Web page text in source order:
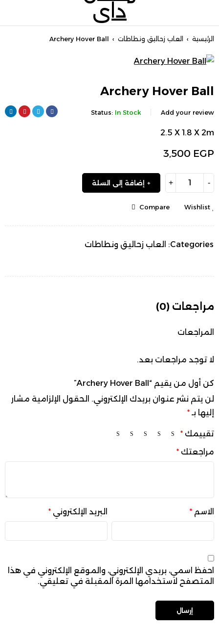
الرئيسية › العاب زحاليق ونطاطات ›
Archery Hover Ball
Archery Hover Ball
Add your review
Status: In Stock
2.5 X 1.8 X 2m
3,500 EGP
إضافة إلى السلة
Wishlist
Compare
Categories: العاب زحاليق ونطاطات
مراجعات (0)
المراجعات
لا توجد مراجعات بعد.
كن أول من يقيم “Archery Hover Ball”
لن يتم نشر عنوان بريدك الإلكتروني. الحقول الإلزامية مشار
إليها بـ *
تقييمك *
مراجعتك *
الاسم * البريد الإلكتروني*
احفظ اسمي، بريدي الإلكتروني، والموقع الإلكتروني في هذا
المتصفح لاستخدامها المرة المقبلة في تعليقي.